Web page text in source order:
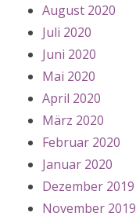
August 2020
Juli 2020
Juni 2020
Mai 2020
April 2020
März 2020
Februar 2020
Januar 2020
Dezember 2019
November 2019